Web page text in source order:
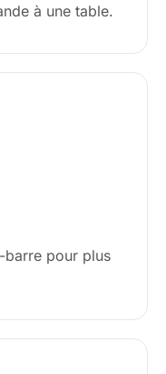
à une table.
barre pour plus